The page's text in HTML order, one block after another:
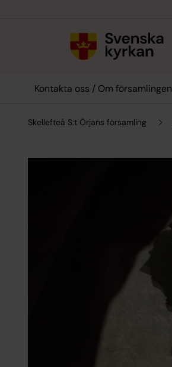
Kontakta oss / Om församlingen
Skellefteå S:t Örjans församling